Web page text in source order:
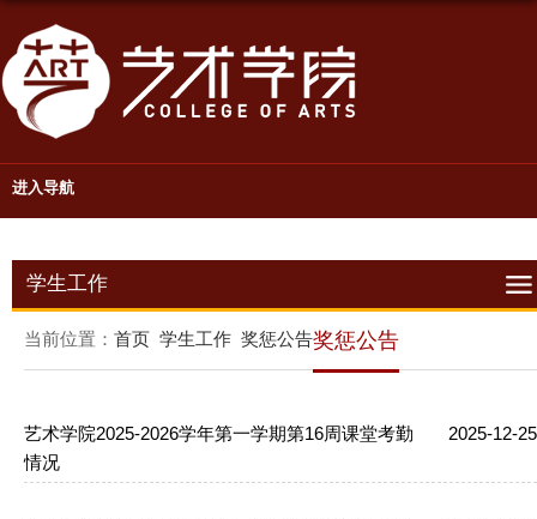
进入导航
学生工作
当前位置： 首页 学生工作 奖惩公告奖惩公告
艺术学院2025-2026学年第一学期第16周课堂考勤
情况
2025-12-25